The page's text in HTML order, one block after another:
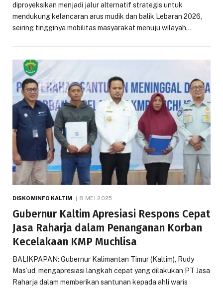
diproyeksikan menjadi jalur alternatif strategis untuk
mendukung kelancaran arus mudik dan balik Lebaran 2026,
seiring tingginya mobilitas masyarakat menuju wilayah…
DISKOMINFO KALTIM 8 MEI 2025
Gubernur Kaltim Apresiasi Respons Cepat
Jasa Raharja dalam Penanganan Korban
Kecelakaan KMP Muchlisa
BALIKPAPAN: Gubernur Kalimantan Timur (Kaltim), Rudy
Mas’ud, mengapresiasi langkah cepat yang dilakukan PT Jasa
Raharja dalam memberikan santunan kepada ahli waris